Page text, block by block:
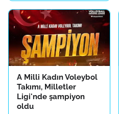
A Milli Kadın Voleybol
Takımı, Milletler
Ligi'nde şampiyon
oldu